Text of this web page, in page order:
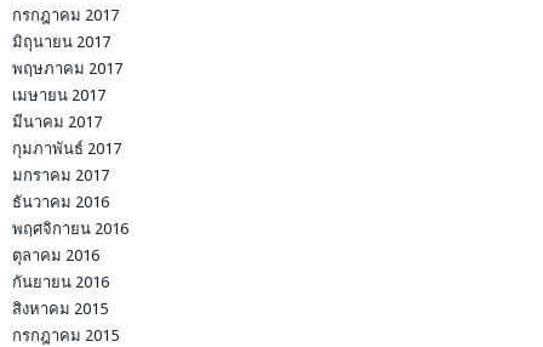
กรกฎาคม 2017
มิถุนายน 2017
พฤษภาคม 2017
เมษายน 2017
มีนาคม 2017
กุมภาพันธ์ 2017
มกราคม 2017
ธันวาคม 2016
พฤศจิกายน 2016
ตุลาคม 2016
กันยายน 2016
สิงหาคม 2015
กรกฎาคม 2015